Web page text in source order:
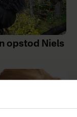
opstod Niels